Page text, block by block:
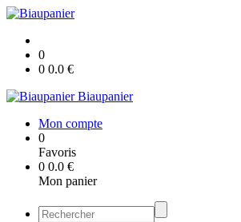
0
0 0.0 €
Biaupanier
Mon compte
0
Favoris
0 0.0 €
Mon panier